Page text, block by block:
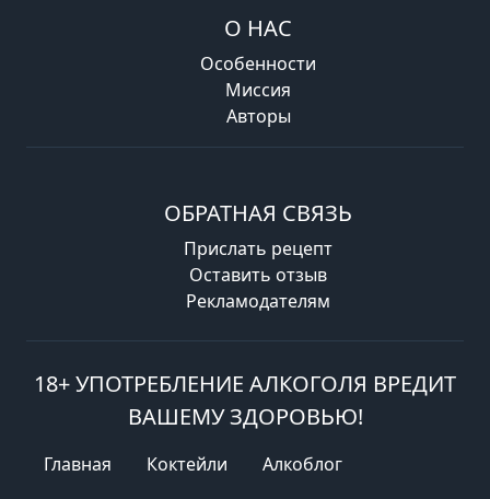
О НАС
Особенности
Миссия
Авторы
ОБРАТНАЯ СВЯЗЬ
Прислать рецепт
Оставить отзыв
Рекламодателям
18+ УПОТРЕБЛЕНИЕ АЛКОГОЛЯ ВРЕДИТ
ВАШЕМУ ЗДОРОВЬЮ!
Главная Коктейли
Алкоблог